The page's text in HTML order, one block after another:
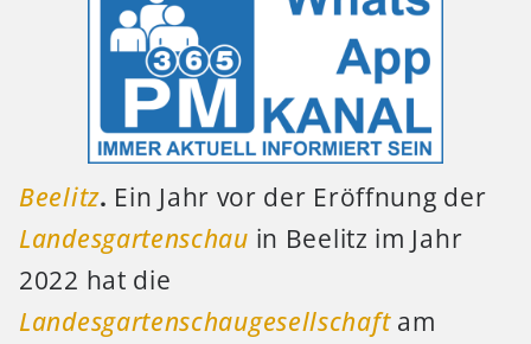
Beelitz. Ein Jahr vor der Eröffnung der
Landesgartenschau in Beelitz im Jahr
2022 hat die
Landesgartenschaugesellschaftam